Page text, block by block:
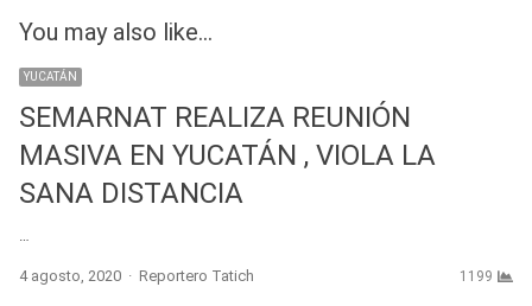
You may also like...
YUCATÁN
SEMARNAT REALIZA REUNIÓN
MASIVA EN YUCATÁN , VIOLA LA
SANA DISTANCIA
4 agosto, 2020 Author
Reportero Tatich 1199